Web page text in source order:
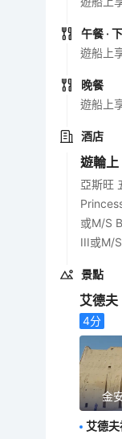
午餐 ·
遊船上
晚餐
遊船上
酒店
遊輪上
亞斯旺
或M/S
III或M/
景點
艾德夫
4分
金
艾德